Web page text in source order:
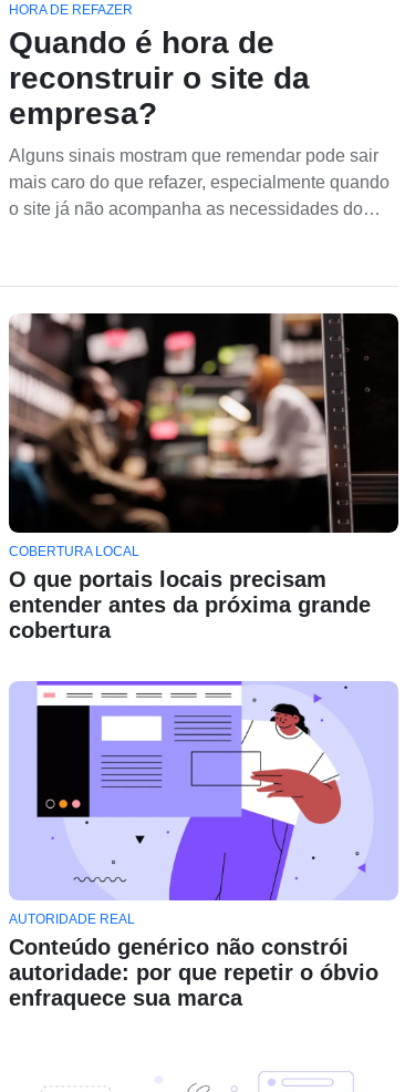
HORA DE REFAZER
Quando é hora de
reconstruir o site da
empresa?
Alguns sinais mostram que remendar pode sair
mais caro do que refazer, especialmente quando
o site já não acompanha as necessidades do
COBERTURA LOCAL
O que portais locais precisam
entender antes da próxima grande
cobertura
AUTORIDADE REAL
Conteúdo genérico não constrói
autoridade: por que repetir o óbvio
enfraquece sua marca